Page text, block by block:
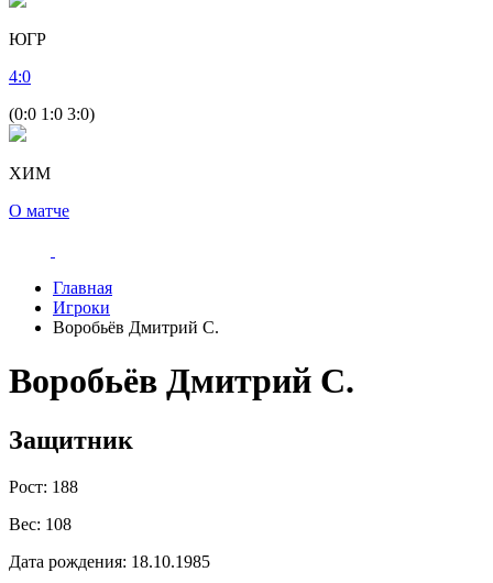
ЮГР
4:0
(0:0 1:0 3:0)
ХИМ
О матче
Главная
Игроки
Воробьёв Дмитрий С.
Воробьёв Дмитрий С.
Защитник
Рост: 188
Вес: 108
Дата рождения: 18.10.1985